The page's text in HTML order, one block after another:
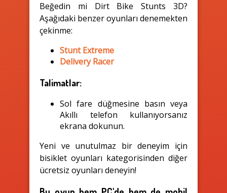
Beğedin mi Dirt Bike Stunts 3D?
Aşağıdaki benzer oyunları denemekten
çekinme:
Stunt Extreme
Delivery Racer
Talimatlar:
Sol fare düğmesine basın veya
Akıllı telefon kullanıyorsanız
ekrana dokunun.
Yeni ve unutulmaz bir deneyim için
bisiklet oyunları kategorisinden diğer
ücretsiz oyunları deneyin!